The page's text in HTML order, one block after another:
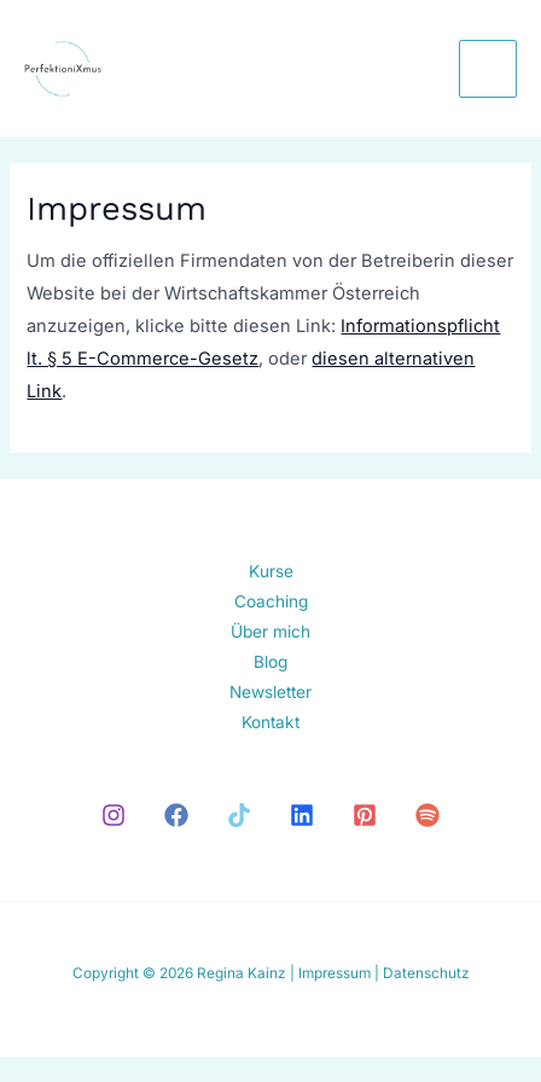
content
Impressum
Um die offiziellen Firmendaten von der Betreiberin dieser
Website bei der Wirtschaftskammer Österreich
anzuzeigen, klicke bitte diesen Link: Informationspflicht
lt. § 5 E-Commerce-Gesetz, oderdiesen alternativen
Link.
Kurse
Coaching
Über mich
Blog
Newsletter
Kontakt
Copyright © 2026 Regina Kainz | Impressum| Datenschutz